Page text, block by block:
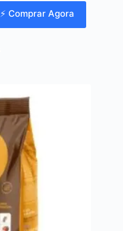
⚡ Comprar Agora